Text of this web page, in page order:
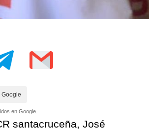
en Google.
santacruceña, José